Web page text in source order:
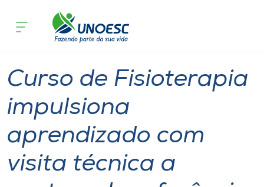
Cursos
Pesquisa
Atendimento ao Estudante
Portal de Ensino
Ensino
Curso de Fisioterapia
impulsiona
aprendizado com
visita técnica a